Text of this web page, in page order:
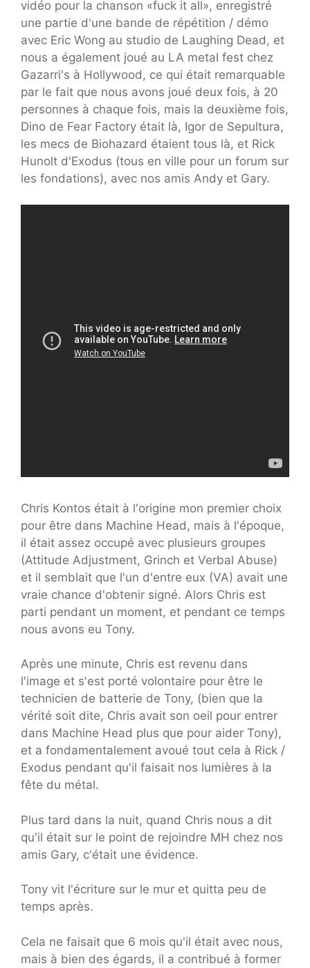
vidéo pour la chanson «fuck it all», enregistré
une partie d'une bande de répétition / démo
avec Eric Wong au studio de Laughing Dead, et
nous a également joué au LA metal fest chez
Gazarri's à Hollywood, ce qui était remarquable
par le fait que nous avons joué deux fois, à 20
personnes à chaque fois, mais la deuxième fois,
Dino de Fear Factory était là, Igor de Sepultura,
les mecs de Biohazard étaient tous là, et Rick
Hunolt d'Exodus (tous en ville pour un forum sur
les fondations), avec nos amis Andy et Gary.
Chris Kontos était à l'origine mon premier choix
pour être dans Machine Head, mais à l'époque,
il était assez occupé avec plusieurs groupes
(Attitude Adjustment, Grinch et Verbal Abuse)
et il semblait que l'un d'entre eux (VA) avait une
vraie chance d'obtenir signé. Alors Chris est
parti pendant un moment, et pendant ce temps
nous avons eu Tony.
Après une minute, Chris est revenu dans
l'image et s'est porté volontaire pour être le
technicien de batterie de Tony, (bien que la
vérité soit dite, Chris avait son oeil pour entrer
dans Machine Head plus que pour aider Tony),
et a fondamentalement avoué tout cela à Rick /
Exodus pendant qu'il faisait nos lumières à la
fête du métal.
Plus tard dans la nuit, quand Chris nous a dit
qu'il était sur le point de rejoindre MH chez nos
amis Gary, c'était une évidence.
Tony vit l'écriture sur le mur et quitta peu de
temps après.
Cela ne faisait que 6 mois qu'il était avec nous,
mais à bien des égards, il a contribué à former